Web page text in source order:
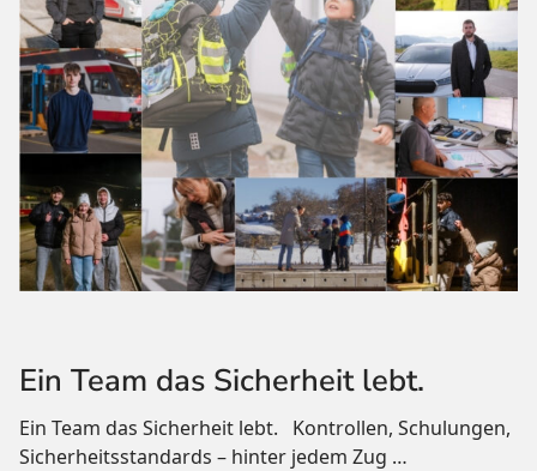
Ein Team das Sicherheit lebt.
Ein Team das Sicherheit lebt. Kontrollen, Schulungen,
Sicherheitsstandards – hinter jedem Zug …